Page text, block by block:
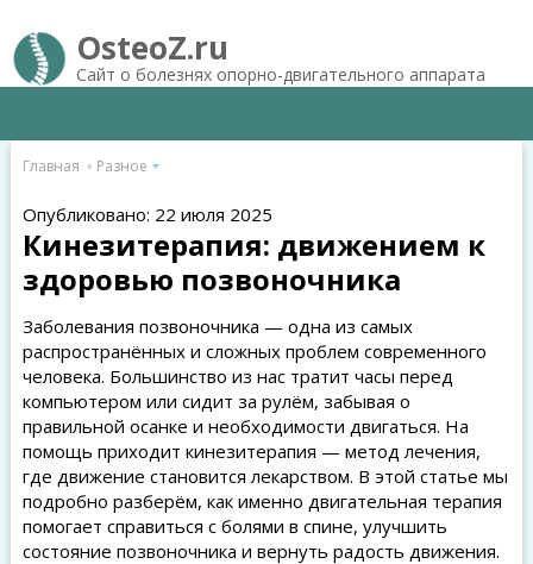
OsteoZ.ru
Сайт о болезнях опорно-двигательного аппарата
Главная Разное
Опубликовано: 22 июля 2025
Кинезитерапия: движением к
здоровью позвоночника
Заболевания позвоночника — одна из самых
распространённых и сложных проблем современного
человека. Большинство из нас тратит часы перед
компьютером или сидит за рулём, забывая о
правильной осанке и необходимости двигаться. На
помощь приходит кинезитерапия — метод лечения,
где движение становится лекарством. В этой статье мы
подробно разберём, как именно двигательная терапия
помогает справиться с болями в спине, улучшить
состояние позвоночника и вернуть радость движения.